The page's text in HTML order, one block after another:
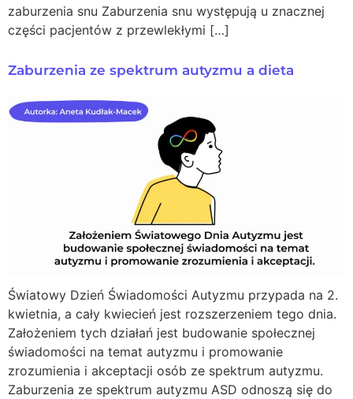
zaburzenia snu Zaburzenia snu występują u znacznej
części pacjentów z przewlekłymi […]
Zaburzenia ze spektrum autyzmu a dieta
Światowy Dzień Świadomości Autyzmu przypada na 2.
kwietnia, a cały kwiecień jest rozszerzeniem tego dnia.
Założeniem tych działań jest budowanie społecznej
świadomości na temat autyzmu i promowanie
zrozumienia i akceptacji osób ze spektrum autyzmu.
Zaburzenia ze spektrum autyzmu ASD odnoszą się do